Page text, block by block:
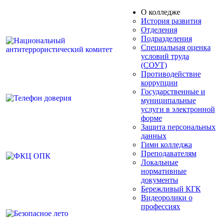
О колледже
История развития
Отделения
Подразделения
Специальная оценка
условий труда
(СОУТ)
Противодействие
коррупции
Государственные и
муниципальные
услуги в электронной
форме
Защита персональных
данных
Гимн колледжа
Преподавателям
Локальные
нормативные
документы
Бережливый КГК
Видеоролики о
профессиях